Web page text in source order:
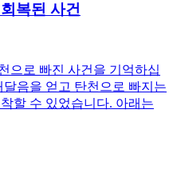
복된 사건
으로 빠진 사건을 기억하십
음을 얻고 탄천으로 빠지는
할 수 있었습니다. 아래는